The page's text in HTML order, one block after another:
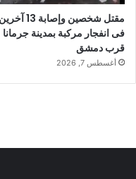
مقتل شخصين وإصابة 13 آخرين
فى انفجار مركبة بمدينة جرمانا
قرب دمشق
أغسطس 7, 2026